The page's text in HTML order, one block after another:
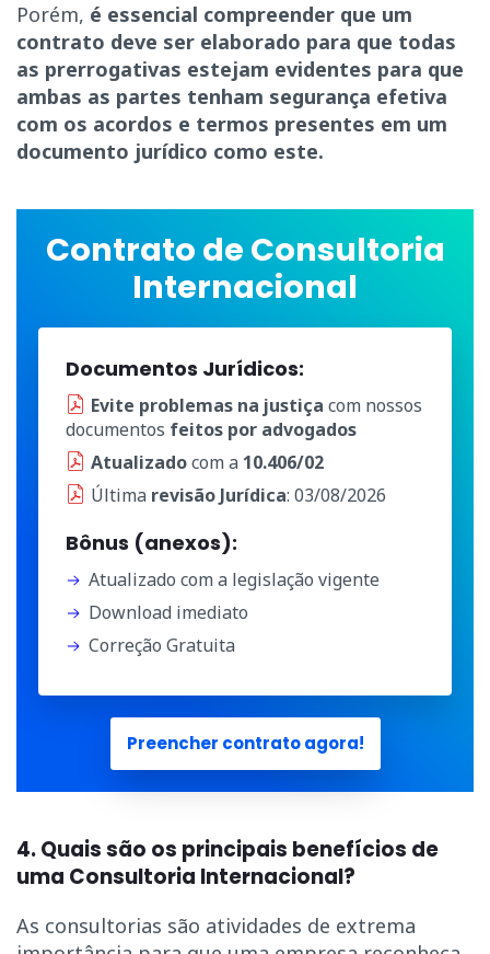
Porém, é essencial compreender que um
contrato deve ser elaborado para que todas
as prerrogativas estejam evidentes para que
ambas as partes tenham segurança efetiva
com os acordos e termos presentes em um
documento jurídico como este.
Contrato de Consultoria
Internacional
Documentos Jurídicos:
Evite problemas na justiça com nossos
documentos feitos por advogados
Atualizadocom a 10.406/02
Última revisão Jurídica: 03/08/2026
Bônus (anexos):
Atualizado com a legislação vigente
Download imediato
Correção Gratuita
Preencher contrato agora!
4. Quais são os principais benefícios de
uma Consultoria Internacional?
As consultorias são atividades de extrema